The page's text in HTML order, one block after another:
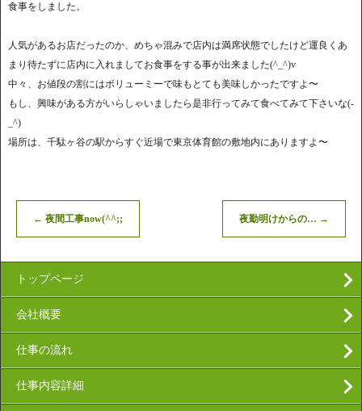
食事をしました。
人気があるお店だったのか、めちゃ混みで店内は満席状態でしたけど運良くあ
まり待たずに店内に入れましてお食事をする事が出来ました(^_^)v
中々、お値段の割にはボリューミーで味もとても美味しかったですよ〜
もし、興味がある方がいらしゃいましたら是非行ってみて食べてみて下さいな(-
_^)
場所は、千駄ヶ谷の駅からすぐ近場で東京体育館の敷地内にありますよ〜
← 夜間工事now(^^;; 夜勤明けからの… →
トップページ
会社概要
仕事の流れ
仕事内容詳細